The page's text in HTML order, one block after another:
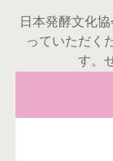
日本発酵文化
っていただく
す。